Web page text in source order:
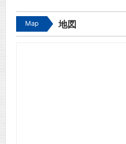
Map 地図